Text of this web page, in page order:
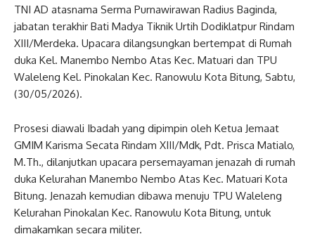
TNI AD atasnama Serma Purnawirawan Radius Baginda,
jabatan terakhir Bati Madya Tiknik Urtih Dodiklatpur Rindam
XIII/Merdeka. Upacara dilangsungkan bertempat di Rumah
duka Kel. Manembo Nembo Atas Kec. Matuari dan TPU
Waleleng Kel. Pinokalan Kec. Ranowulu Kota Bitung, Sabtu,
(30/05/2026).
Prosesi diawali Ibadah yang dipimpin oleh Ketua Jemaat
GMIM Karisma Secata Rindam XIII/Mdk, Pdt. Prisca Matialo,
M.Th., dilanjutkan upacara persemayaman jenazah di rumah
duka Kelurahan Manembo Nembo Atas Kec. Matuari Kota
Bitung. Jenazah kemudian dibawa menuju TPU Waleleng
Kelurahan Pinokalan Kec. Ranowulu Kota Bitung, untuk
dimakamkan secara militer.